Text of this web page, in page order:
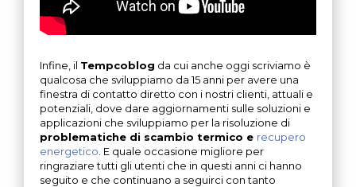
Infine, il Tempcoblog da cui anche oggi scriviamo è
qualcosa che sviluppiamo da 15 anni per avere una
finestra di contatto diretto con i nostri clienti, attuali e
potenziali, dove dare aggiornamenti sulle soluzioni e
applicazioni che sviluppiamo per la risoluzione di
problematiche di scambio termico e recupero
energetico . E quale occasione migliore per
ringraziare tutti gli utenti che in questi anni ci hanno
seguito e che continuano a seguirci con tanto